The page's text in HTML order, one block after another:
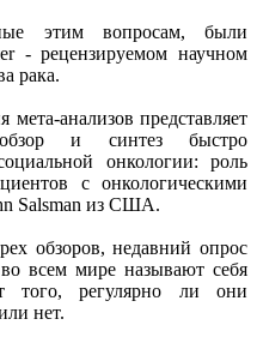
этим вопросам, были
- рецензируемом научном
рака.
анализов представляет
и синтез быстро
онкологии: роль
с онкологическими
Salsman из США.
обзоров, недавний опрос
всем мире называют себя
того, регулярно ли они
нет.